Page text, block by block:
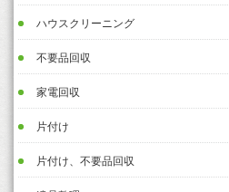
ハウスクリーニング
不要品回収
家電回収
片付け
片付け、不要品回収